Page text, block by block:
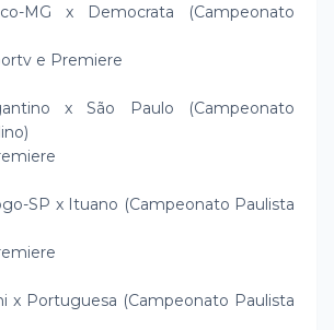
MG x Democrata (Campeonato
e Premiere
x São Paulo (Campeonato
SP x Ituano (Campeonato Paulista
x Portuguesa (Campeonato Paulista